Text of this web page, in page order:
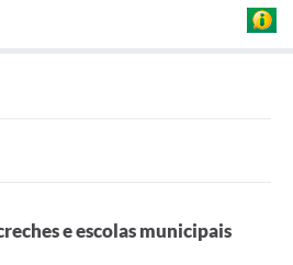
e escolas municipais